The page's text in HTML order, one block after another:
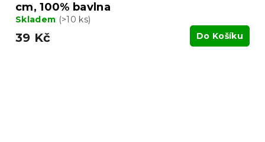
cm, 100% bavlna
Skladem (>10 ks)
39 Kč Do Košíku